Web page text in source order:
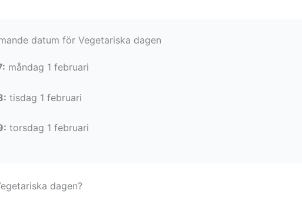
datum för Vegetariska dagen
måndag 1 februari
tisdag 1 februari
torsdag 1 februari
dagen?